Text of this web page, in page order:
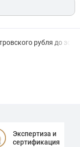
рубля до
Экспертиза и
сертификация